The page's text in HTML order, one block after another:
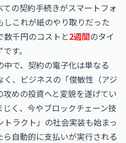
の契約手続きがスマートフォ
これが紙のやり取りだった
数千円のコストと2週間のタイ
す。
で、契約の電子化は単なる
く、ビジネスの「俊敏性（アジ
めの投資へと変貌を遂げてい
く、今やブロックチェーン技
ラクト」の社会実装も始まっ
自動的に支払いが実行される